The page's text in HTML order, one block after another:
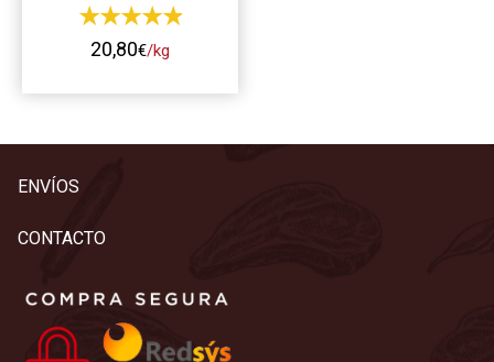
20,80€/kg
Este
tiene
elegir
ENVÍOS
CONTACTO